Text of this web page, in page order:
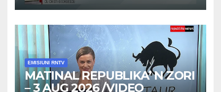
EMISIUNI RNTV
MATINAL REPUBLIKA’ N ZORI
– 3 AUG 2026 /VIDEO